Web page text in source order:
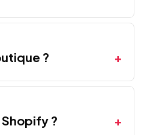
?
?